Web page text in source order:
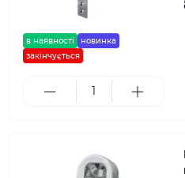
в наявності
новинка
закінчується